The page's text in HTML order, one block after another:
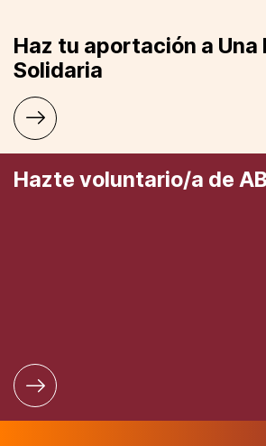
Haz tu aportación a Una
Solidaria
Hazte voluntario/a de